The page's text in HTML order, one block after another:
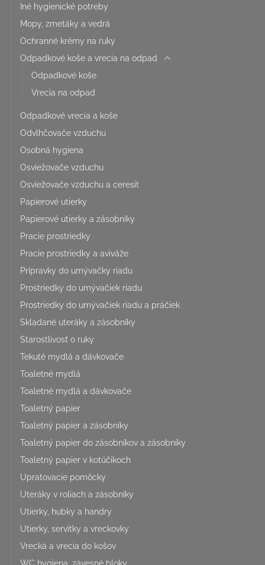
Iné hygienické potreby
Mopy, zmetáky a vedrá
Ochranné krémy na ruky
Odpadkové koše a vrecia na odpad
Odpadkové koše
Vrecia na odpad
Odpadkové vrecia a koše
Odvlhčovače vzduchu
Osobná hygiena
Osviežovače vzduchu
Osviežovače vzduchu a ceresit
Papierové utierky
Papierové utierky a zásobníky
Pracie prostriedky
Pracie prostriedky a aviváže
Prípravky do umývačky riadu
Prostriedky do umývačiek riadu
Prostriedky do umývačiek riadu a práčiek
Skladané uteráky a zásobníky
Starostlivosť o ruky
Tekuté mydlá a dávkovače
Toaletné mydlá
Toaletné mydlá a dávkovače
Toaletný papier
Toaletný papier a zásobníky
Toaletný papier do zásobníkov a zásobníky
Toaletný papier v kotúčikoch
Upratovacie pomôcky
Uteráky v roliach a zásobníky
Utierky, hubky a handry
Utierky, servítky a vreckovky
Vrecká a vrecia do košov
WC hygiena, závesné bloky